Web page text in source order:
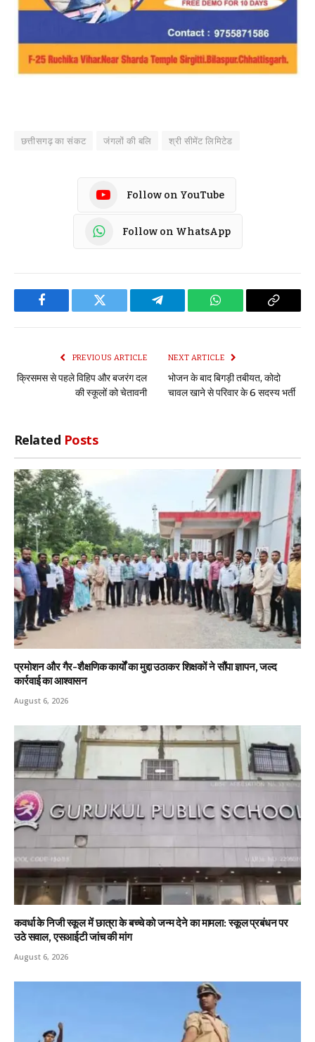
छत्तीसगढ़ का संकट जंगलों की बलि श्री सीमेंट लिमिटेड
Follow on YouTube
Follow on WhatsApp
Facebook Twitter Telegram WhatsApp Copy
PREVIOUS ARTICLE
क्रिसमस से पहले विहिप और बजरंग दल
की स्कूलों को चेतावनी
NEXT ARTICLE
भोजन के बाद बिगड़ी तबीयत, कोदो
चावल खाने से परिवार के 6 सदस्य भर्ती
Related Posts
प्रमोशन और गैर-शैक्षणिक कार्यों का मुद्दा उठाकर शिक्षकों ने सौंपा ज्ञापन, जल्द
कार्रवाई का आश्वासन
August 6, 2026
कवर्धा के निजी स्कूल में छात्रा के बच्चे को जन्म देने का मामला: स्कूल प्रबंधन पर
उठे सवाल, एसआईटी जांच की मांग
August 6, 2026